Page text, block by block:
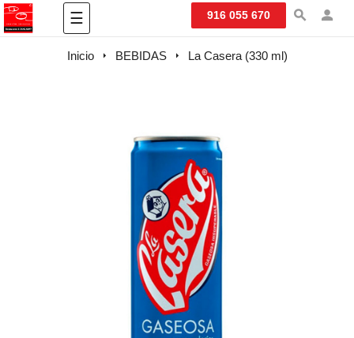
Navegación
de
palanca
☰ 916 055 670
Inicio BEBIDAS La Casera (330 ml)